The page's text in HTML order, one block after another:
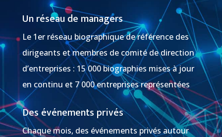
Un réseau de managers
Le 1er réseau biographique de référence des
dirigeants et membres de comité de direction
d’entreprises : 15 000 biographies mises à jour
en continu et 7 000 entreprises représentées
Des événements privés
Chaque mois, des événements privés autour